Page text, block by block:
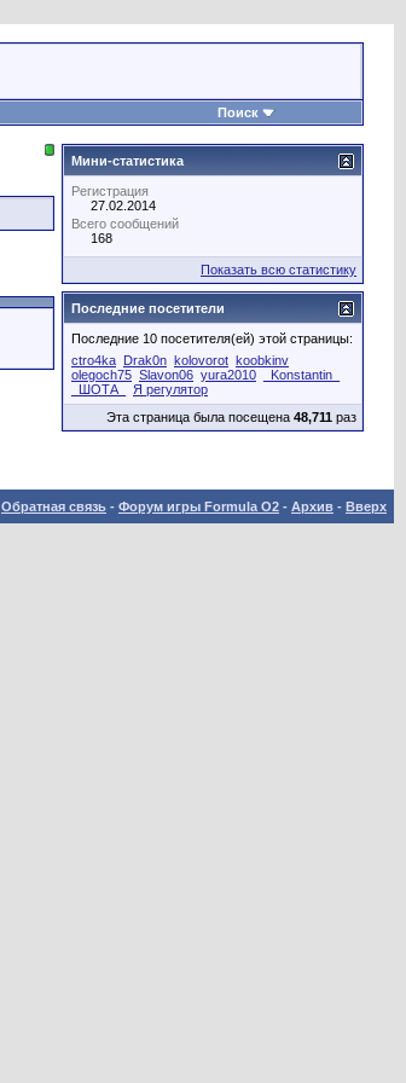
Поиск
Мини-статистика
Регистрация
27.02.2014
Всего сообщений
168
Показать всю статистику
Последние посетители
Последние 10 посетителя(ей) этой страницы:
ctro4ka Drak0n kolovorot koobkinv
olegoch75 Slavon06 yura2010
_Konstantin_
_ШОТА_
Я регулятор
Эта страница была посещена 48,711 раз
Обратная связь - Форум игры Formula O2 - Архив - Вверх